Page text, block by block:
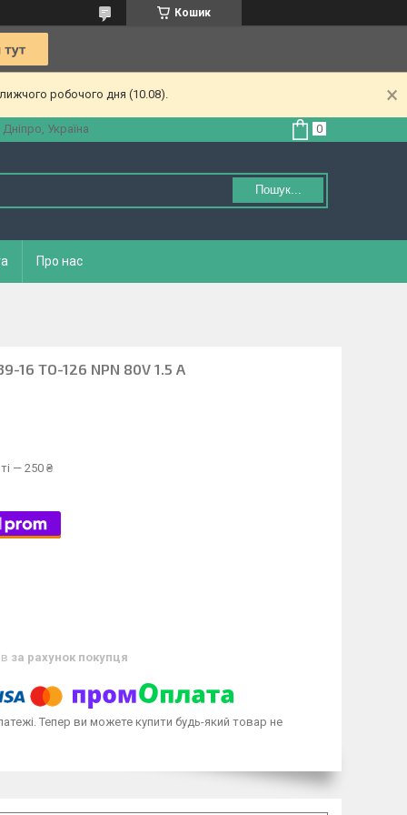
Кошик
робочого дня (10.08).
Україна
Пошук...
Про нас
16 TO-126 NPN 80V 1.5 A
— 250 ₴
за рахунок покупця
Тепер ви можете купити будь-який товар не